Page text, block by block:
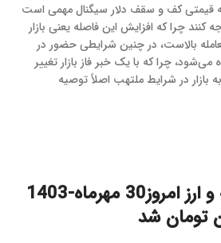
قیمتی کف و سقف دلار سیگنال مهمی است
کنند چرا که افزایش این فاصله یعنی بازار
بالاست، در چنین شرایطی حضور در
می‌شود، چرا که با یک خبر فاز بازار تغییر
بازار در شرایط ملتهب اصلاً توصیه
قیمت طلا-سکه و ارز امروز30 مهرماه-1403